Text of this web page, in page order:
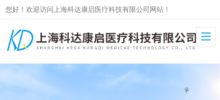
您好！欢迎访问上海科达康启医疗科技有限公司网站！